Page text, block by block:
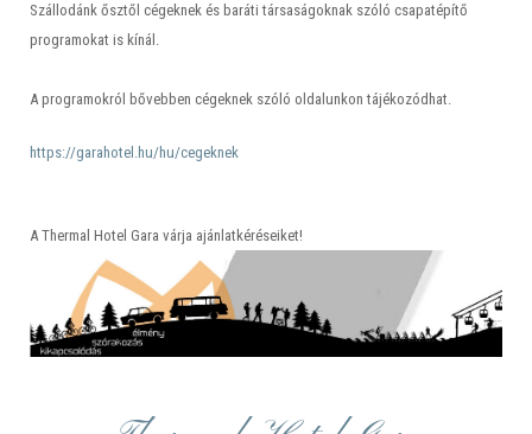
Szállodánk ősztől cégeknek és baráti társaságoknak szóló csapatépítő
programokat is kínál.
A programokról bővebben cégeknek szóló oldalunkon tájékozódhat.
https://garahotel.hu/hu/cegeknek
A Thermal Hotel Gara várja ajánlatkéréseiket!